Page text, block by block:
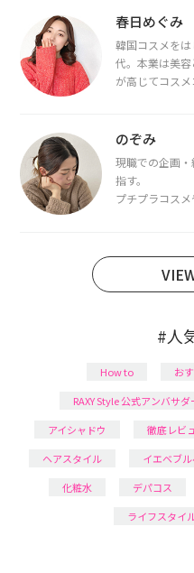
春日めぐみ
韓国コスメを
代。本業は美
が高じてコス
断・骨格診断に
のぞみ
現職での企画
指す。
プチプラコス
日本化粧品検
#人
How to お
RAXY Style 公式アンバサダ
アイシャドウ
徹底レビ
ヘアスタイル
イエベブル
化粧水
デパコス
ライフスタイ